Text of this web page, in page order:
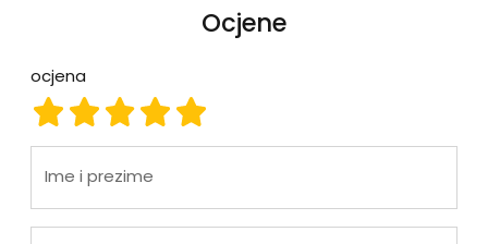
Ocjene
ocjena
ocjena 5
ocjena 4
ocjena 3
ocjena 2
ocjena 1
Ime i prezime